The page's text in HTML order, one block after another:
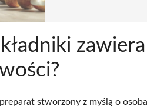
stworzony z myślą o